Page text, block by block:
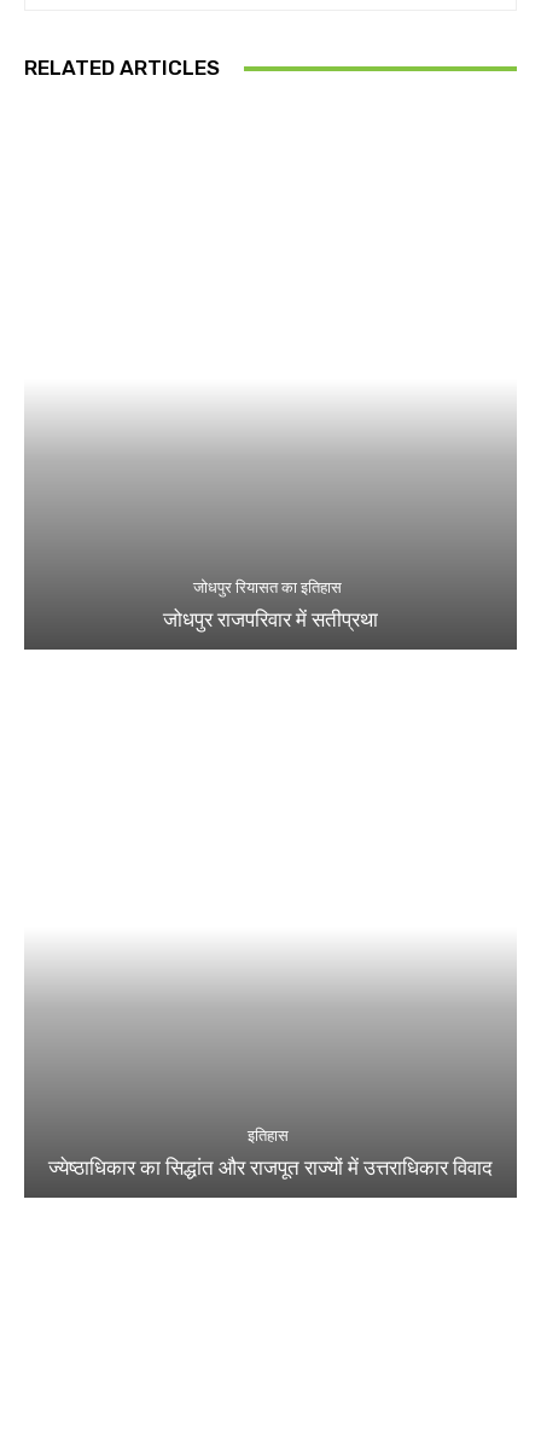
RELATED ARTICLES
जोधपुर रियासत का इतिहास
जोधपुर राजपरिवार में सतीप्रथा
इतिहास
ज्येष्ठाधिकार का सिद्धांत और राजपूत राज्यों में उत्तराधिकार विवाद